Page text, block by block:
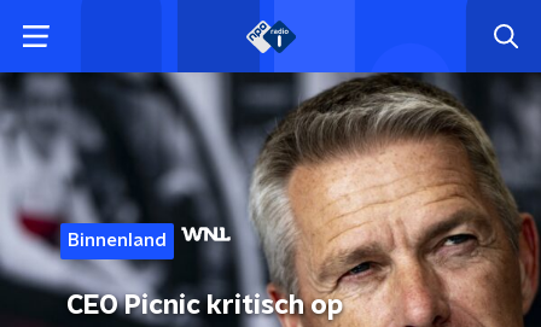
Binnenland
CEO Picnic kritisch op